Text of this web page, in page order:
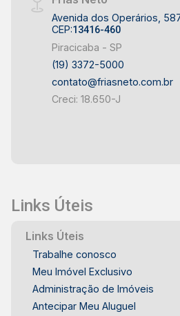
Avenida dos Operários,
CEP:13416-460
Piracicaba - SP
(19) 3372-5000
contato@friasneto.com.br
Creci: 18.650-J
Links Úteis
Links Úteis
Trabalhe conosco
Meu Imóvel Exclusivo
Administração de Imóveis
Antecipar Meu Aluguel